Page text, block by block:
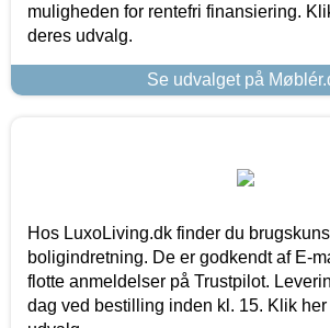
muligheden for rentefri finansiering.
deres udvalg.
Se udvalget på
Hos LuxoLiving.dk finder du
boligindretning. De er godkendt af E-
flotte anmeldelser på Trustpilot.
dag ved bestilling inden kl. 15. Klik her